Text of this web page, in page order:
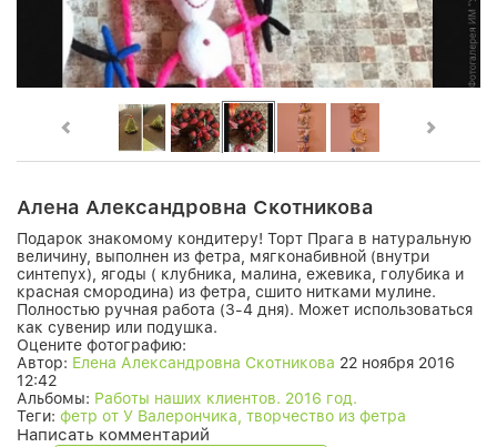
Алена Александровна Скотникова
Подарок знакомому кондитеру! Торт Прага в натуральную
величину, выполнен из фетра, мягконабивной (внутри
синтепух), ягоды ( клубника, малина, ежевика, голубика и
красная смородина) из фетра, сшито нитками мулине.
Полностью ручная работа (3-4 дня). Может использоваться
как сувенир или подушка.
Оцените фотографию:
Автор: Елена Александровна Скотникова 22 ноября 2016
12:42
Альбомы: Работы наших клиентов. 2016 год.
Теги: фетр от У Валерончика, творчество из фетра
Написать комментарий